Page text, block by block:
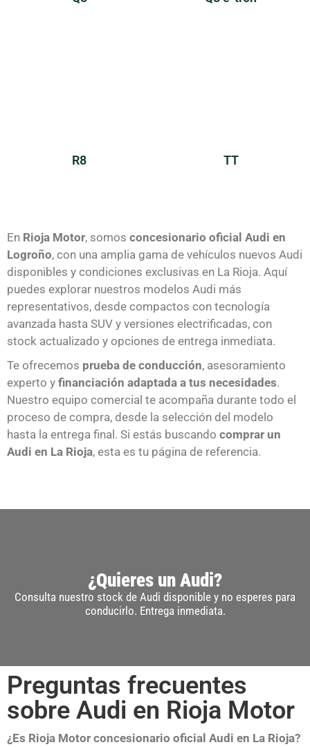
R8 TT
En Rioja Motor, somos concesionario oficial Audi en
Logroño, con una amplia gama de vehículos nuevos Audi
disponibles y condiciones exclusivas en La Rioja. Aquí
puedes explorar nuestros modelos Audi más
representativos, desde compactos con tecnología
avanzada hasta SUV y versiones electrificadas, con
stock actualizado y opciones de entrega inmediata.
Te ofrecemos prueba de conducción, asesoramiento
experto y financiación adaptada a tus necesidades.
Nuestro equipo comercial te acompaña durante todo el
proceso de compra, desde la selección del modelo
hasta la entrega final. Si estás buscando comprar un
Audi en La Rioja, esta es tu página de referencia.
¿Quieres un Audi?
Consulta nuestro stock de Audi disponible y no esperes para
conducirlo. Entrega inmediata.
Preguntas frecuentes
sobre Audi en Rioja Motor
¿Es Rioja Motor concesionario oficial Audi en La Rioja?